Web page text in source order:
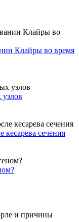
Клайры во время
сечения